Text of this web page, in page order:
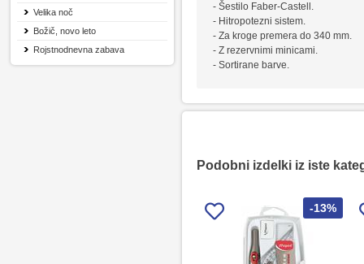
Velika noč
Božič, novo leto
Rojstnodnevna zabava
- Šestilo Faber-Castell.
- Hitropotezni sistem.
- Za kroge premera do 340 mm.
- Z rezervnimi minicami.
- Sortirane barve.
Podobni izdelki iz iste
-13%